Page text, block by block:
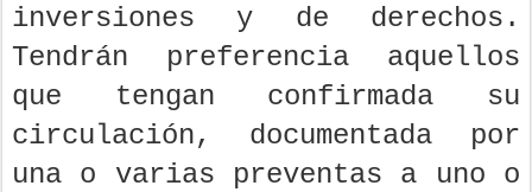
inversiones y de derechos.
Tendrán preferencia aquellos
que tengan confirmada su
circulación, documentada por
una o varias preventas a uno o